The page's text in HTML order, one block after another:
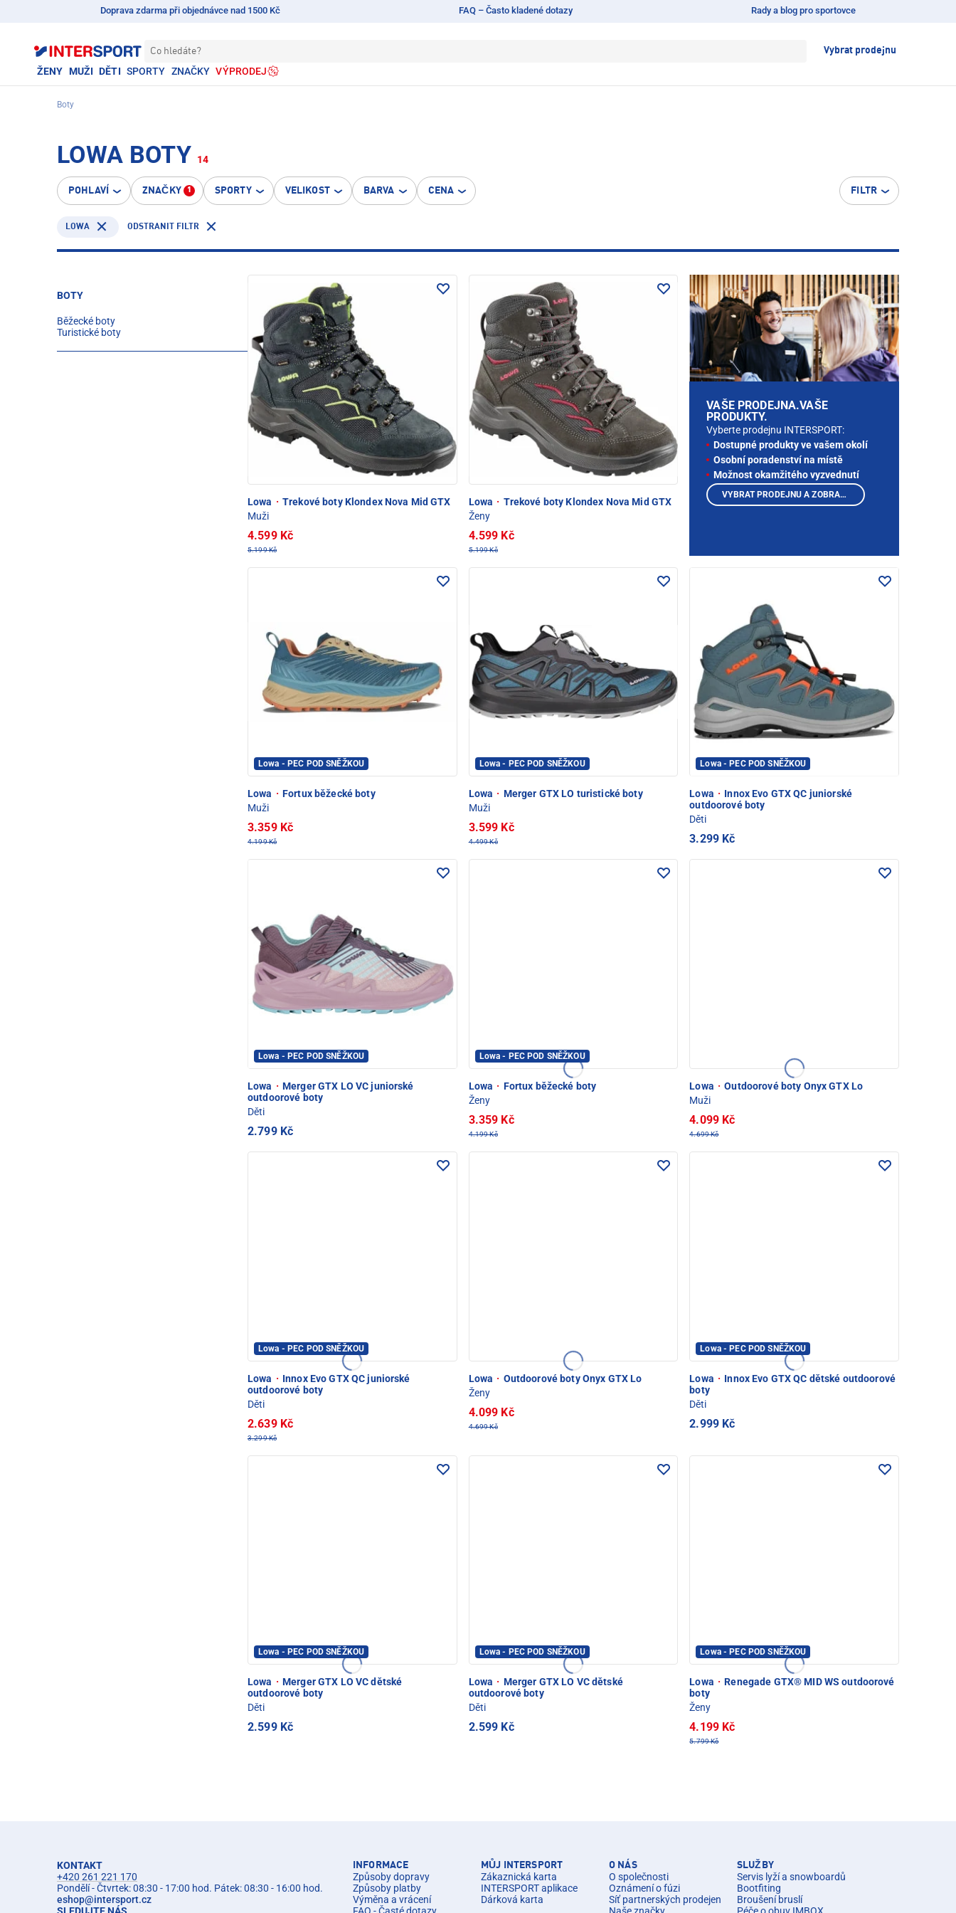
Doprava zdarma při objednávce nad 1500 Kč FAQ – Často kladené dotazy Rady a blog pro sportovce
Co hledáte? Vybrat prodejnu
ŽENY MUŽI DĚTI SPORTY ZNAČKY VÝPRODEJ
Boty
LOWA BOTY 14
POHLAVÍ ZNAČKY 1 SPORTY VELIKOST BARVA CENA FILTR
LOWA ODSTRANIT FILTR
BOTY
Běžecké boty
Turistické boty
Lowa · Trekové boty Klondex Nova Mid GTX
Muži
4.599 Kč
5.199 Kč
Lowa · Trekové boty Klondex Nova Mid GTX
Ženy
4.599 Kč
5.199 Kč
Lowa - PEC POD SNĚŽKOU
Lowa · Fortux běžecké boty
Muži
3.359 Kč
4.199 Kč
Lowa - PEC POD SNĚŽKOU
Lowa · Merger GTX LO turistické boty
Muži
3.599 Kč
4.499 Kč
Lowa - PEC POD SNĚŽKOU
Lowa · Innox Evo GTX QC juniorské
outdoorové boty
Děti
3.299 Kč
Lowa - PEC POD SNĚŽKOU
Lowa · Merger GTX LO VC juniorské
outdoorové boty
Děti
2.799 Kč
Lowa - PEC POD SNĚŽKOU
Lowa · Fortux běžecké boty
Ženy
3.359 Kč
4.199 Kč
Lowa · Outdoorové boty Onyx GTX Lo
Muži
4.099 Kč
4.699 Kč
Lowa - PEC POD SNĚŽKOU
Lowa · Innox Evo GTX QC juniorské
outdoorové boty
Děti
2.639 Kč
3.299 Kč
Lowa · Outdoorové boty Onyx GTX Lo
Ženy
4.099 Kč
4.699 Kč
Lowa - PEC POD SNĚŽKOU
Lowa · Innox Evo GTX QC dětské outdoorové
boty
Děti
2.999 Kč
Lowa - PEC POD SNĚŽKOU
Lowa · Merger GTX LO VC dětské
outdoorové boty
Děti
2.599 Kč
Lowa - PEC POD SNĚŽKOU
Lowa · Merger GTX LO VC dětské
outdoorové boty
Děti
2.599 Kč
Lowa - PEC POD SNĚŽKOU
Lowa · Renegade GTX® MID WS outdoorové
boty
Ženy
4.199 Kč
5.799 Kč
VAŠE PRODEJNA.VAŠE
PRODUKTY.
Vyberte prodejnu INTERSPORT:
Dostupné produkty ve vašem okolí
Osobní poradenství na místě
Možnost okamžitého vyzvednutí
VYBRAT PRODEJNU A ZOBRAZIT PRODUKTY
KONTAKT
+420 261 221 170
Pondělí - Čtvrtek: 08:30 - 17:00 hod. Pátek: 08:30 - 16:00 hod.
eshop@intersport.cz
INFORMACE
Způsoby dopravy
Způsoby platby
Výměna a vrácení
MŮJ INTERSPORT
Zákaznická karta
INTERSPORT aplikace
Dárková karta
O NÁS
O společnosti
Oznámení o fúzi
Síť partnerských prodejen
SLUŽBY
Servis lyží a snowboardů
Bootfiting
Broušení bruslí